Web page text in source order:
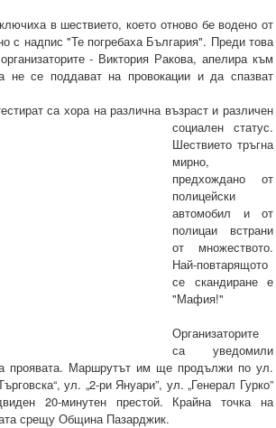
в шествието, което отново бе водено от
с надпис "Те погребаха България". Преди това
- Виктория Ракова, апелира към
не се поддават на провокации и да спазват
са хора на различна възраст и различен
социален статус.
Шествието тръгна
мирно,
предхождано от
полицейски
автомобил и от
полицаи встрани
от множеството.
Най-повтарящото
се скандиране е
"Мафия!"
Организаторите
са уведомили
проявата. Маршрутът им ще продължи по ул.
ул. „2-ри Януари”, ул. „Генерал Гурко”
20-минутен престой. Крайна точка на
срещу Община Пазарджик.